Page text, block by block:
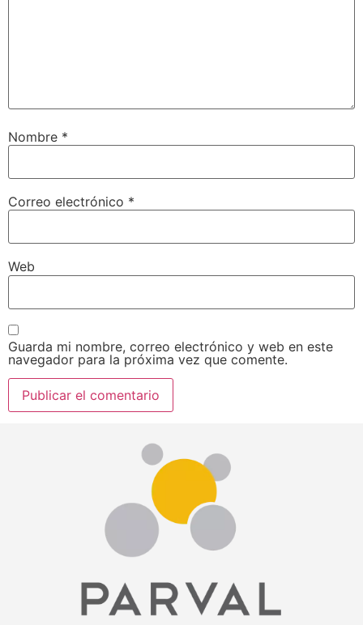
Nombre *
Correo electrónico *
Web
Guarda mi nombre, correo electrónico y web en este
navegador para la próxima vez que comente.